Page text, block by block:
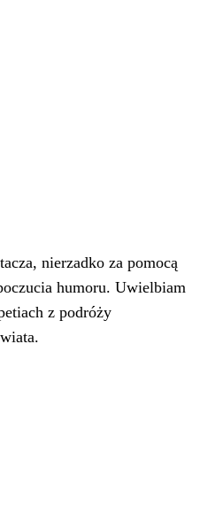
nierzadko za pomocą
humoru. Uwielbiam
z podróży